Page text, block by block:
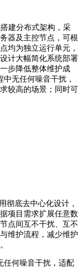
建分布式架构，采
器及主控节点，可根
均为独立运行单元，
计大幅简化系统部署
步降低整体维护成
无任何噪音干扰，
较高的场景；同时可
彻底去中心化设计，
项目需求扩展任意数
点间互不干扰、互不
维护流程，减少维护
任何噪音干扰，适配